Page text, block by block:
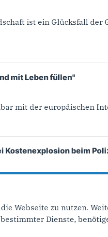
ist ein Glücksfall der
mit Leben füllen"
mit der europäischen
Kostenexplosion beim
Webseite zu nutzen.
Dienste,